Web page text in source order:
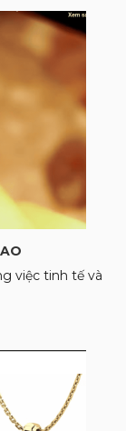
việc tinh tế và